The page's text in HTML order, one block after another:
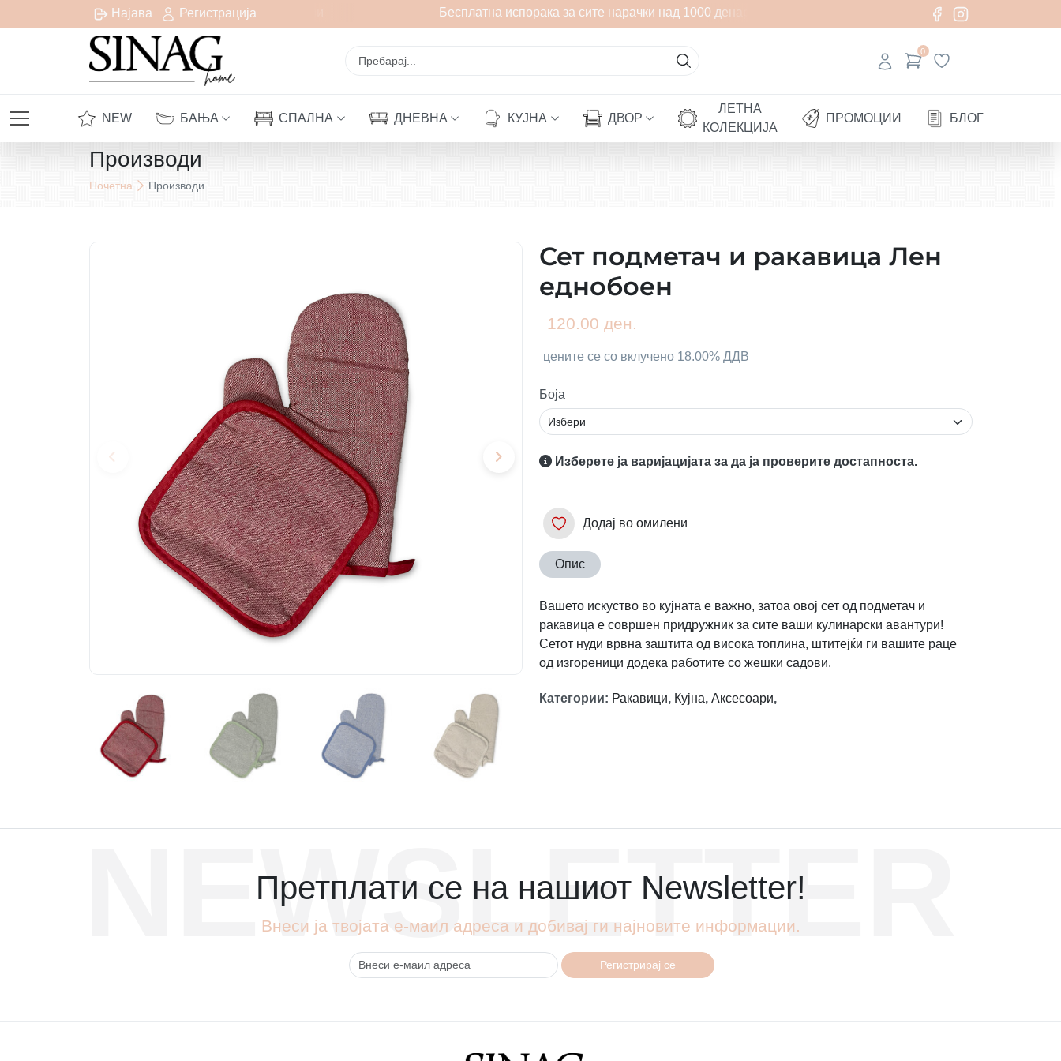
Најава Регистрација
испорака за сите нарачки над 1000 денари Бесплатна испорака за сите нарачки над 1000 денари
0
NEW БАЊА СПАЛНА ДНЕВНА КУЈНА ДВОР
ЛЕТНА
КОЛЕКЦИЈА
ПРОМОЦИИ БЛОГ
Производи
Почетна Производи
Сет подметач и ракавица Лен
еднобоен
120.00 ден.
цените се со вклучено 18.00% ДДВ
Боја
Изберете ја варијацијата за да ја проверите достапноста.
Додај во омилени
Опис
Вашето искуство во кујната е важно, затоа овој сет од подметач и
ракавица е совршен придружник за сите ваши кулинарски авантури!
Сетот нуди врвна заштита од висока топлина, штитејќи ги вашите раце
од изгореници додека работите со жешки садови.
Категории: Ракавици, Кујна, Аксесоари,
NEWSLETTER
Претплати се на нашиот Newsletter!
Внеси ја твојата е-маил адреса и добивај ги најновите информации.
Регистрирај се